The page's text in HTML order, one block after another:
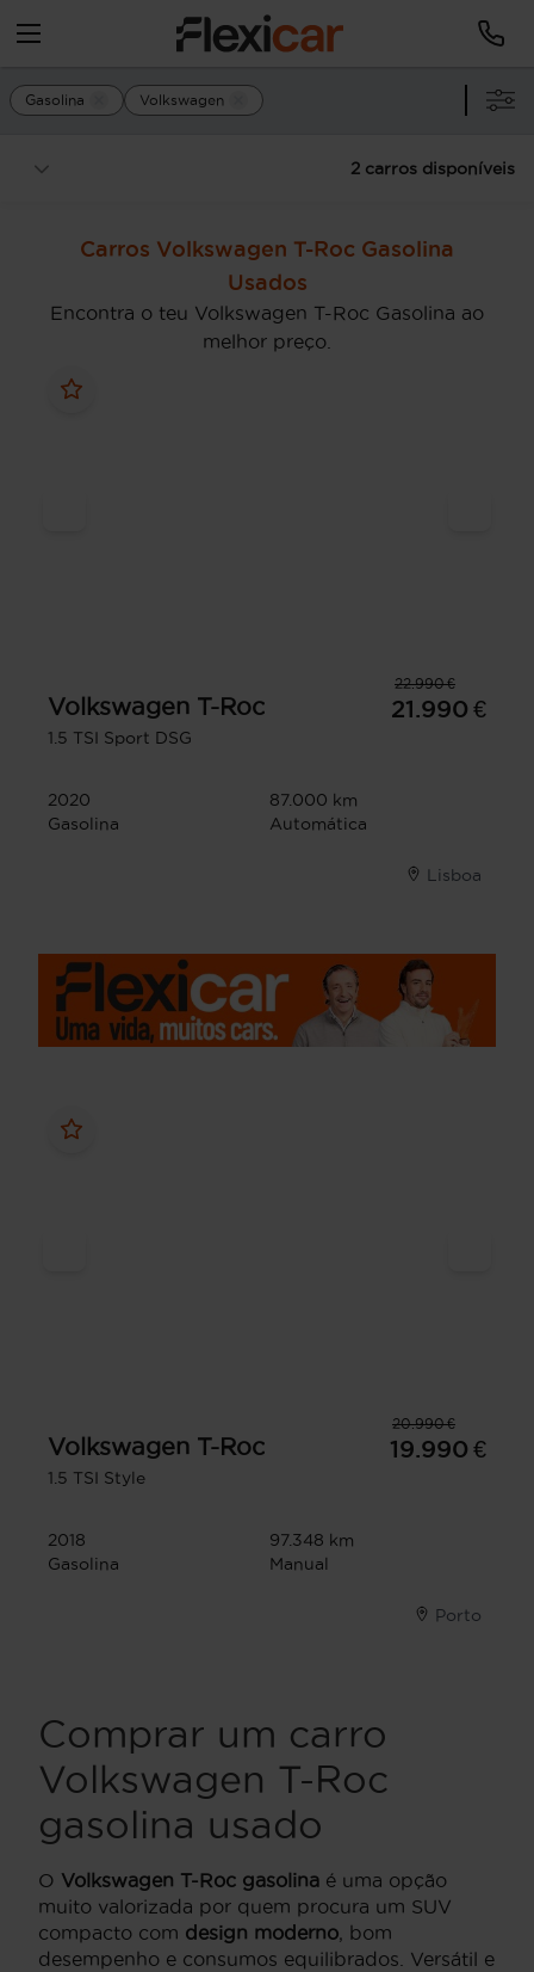
Gasolina Volkswagen
2 carros disponíveis
Carros Volkswagen T-Roc Gasolina
Usados
Encontra o teu Volkswagen T-Roc Gasolina ao
melhor preço.
22.990 €
Volkswagen T-Roc
1.5 TSI Sport DSG
21.990 €
2020
87.000 km
Gasolina
Automática
Lisboa
20.990 €
Volkswagen T-Roc
1.5 TSI Style
19.990 €
2018
97.348 km
Gasolina
Manual
Porto
Comprar um carro
Volkswagen T-Roc
gasolina usado
O Volkswagen T-Roc gasolina é uma opção
muito valorizada por quem procura um SUV
compacto com design moderno, bom
desempenho e consumos equilibrados. Versátil e